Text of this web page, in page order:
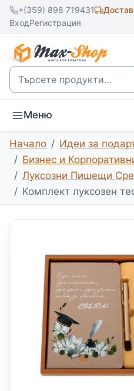
+(359) 898 719431
ВходРегистрация
Търсене
Меню
Начало Идеи за
Бизнес и
Луксозни Пишещи
Комплект луксозен